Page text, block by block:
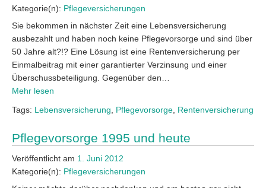
Kategorie(n): Pflegeversicherungen
Sie bekommen in nächster Zeit eine Lebensversicherung
ausbezahlt und haben noch keine Pflegevorsorge und sind über
50 Jahre alt?!? Eine Lösung ist eine Rentenversicherung per
Einmalbeitrag mit einer garantierter Verzinsung und einer
Überschussbeteiligung. Gegenüber den…
Mehr lesen
Tags: Lebensversicherung Pflegevorsorge Rentenversicherung
Pflegevorsorge 1995 und heute
Veröffentlicht am 1. Juni 2012
Kategorie(n): Pflegeversicherungen